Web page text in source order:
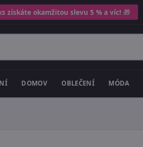
získáte okamžitou slevu 5 % a víc! 🎁
DOMOV OBLEČENÍ MÓDA